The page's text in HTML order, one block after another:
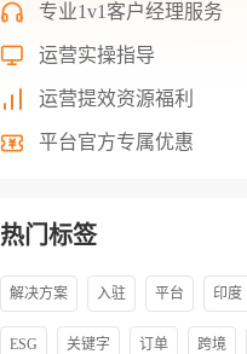
专业1v1客户经理服务
运营实操指导
运营提效资源福利
平台官方专属优惠
热门标签
解决方案 入驻 平台 印度
ESG 关键字 订单 跨境